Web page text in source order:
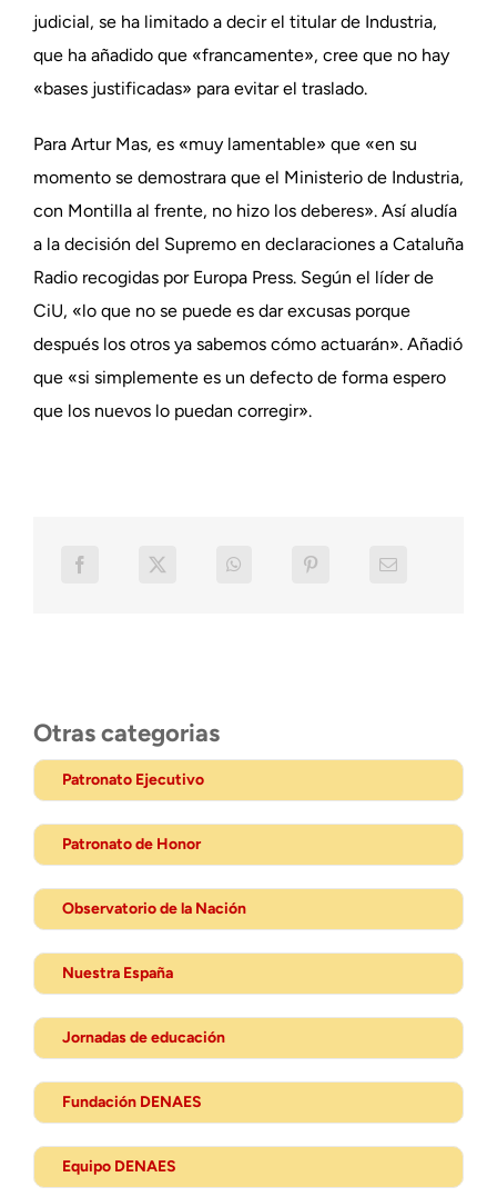
judicial, se ha limitado a decir el titular de Industria,
que ha añadido que «francamente», cree que no hay
«bases justificadas» para evitar el traslado.
Para Artur Mas, es «muy lamentable» que «en su
momento se demostrara que el Ministerio de Industria,
con Montilla al frente, no hizo los deberes». Así aludía
a la decisión del Supremo en declaraciones a Cataluña
Radio recogidas por Europa Press. Según el líder de
CiU, «lo que no se puede es dar excusas porque
después los otros ya sabemos cómo actuarán». Añadió
que «si simplemente es un defecto de forma espero
que los nuevos lo puedan corregir».
Otras categorias
Patronato Ejecutivo
Patronato de Honor
Observatorio de la Nación
Nuestra España
Jornadas de educación
Fundación DENAES
Equipo DENAES